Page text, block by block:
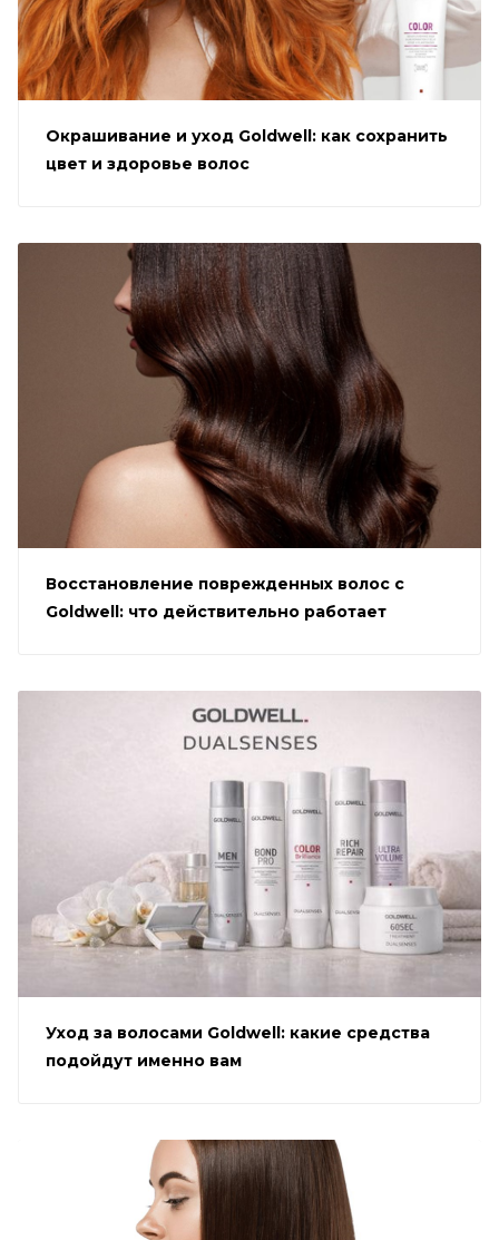
Окрашивание и уход Goldwell: как сохранить
цвет и здоровье волос
Восстановление поврежденных волос с
Goldwell: что действительно работает
Уход за волосами Goldwell: какие средства
подойдут именно вам